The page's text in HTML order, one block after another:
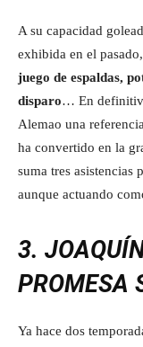
A su capacidad
exhibida en el
juego de espaldas,
disparo… En
Alemao una
ha convertido en la
suma tres asistencias
aunque actuando
3.
PROMESA
Ya hace dos